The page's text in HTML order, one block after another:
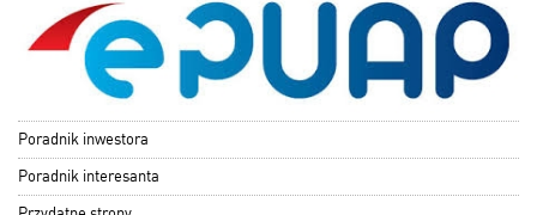
Poradnik inwestora
Poradnik interesanta